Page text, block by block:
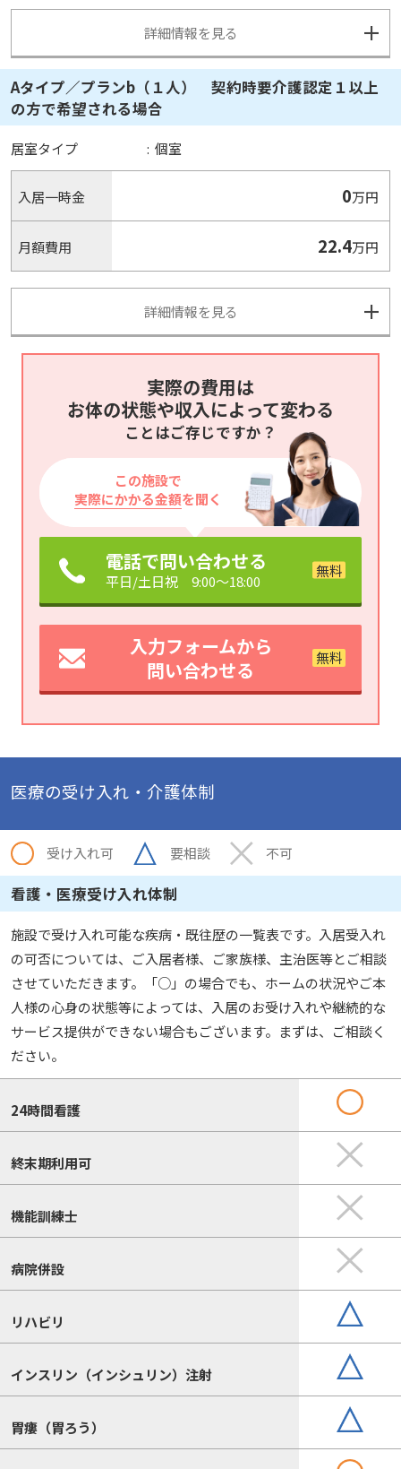
詳細情報を見る
Aタイプ／プランb（１人） 契約時要介護認定１以上
の方で希望される場合
居室タイプ : 個室
入居一時金 0万円
月額費用 22.4万円
詳細情報を見る
実際の費用は
お体の状態や収入によって変わる
ことはご存じですか？
この施設で
実際にかかる金額を聞く
電話で問い合わせる
平日/土日祝 9:00～18:00
入力フォームから
問い合わせる
医療の受け入れ・介護体制
受け入れ可 要相談 不可
看護・医療受け入れ体制
施設で受け入れ可能な疾病・既往歴の一覧表です。入居受入れ
の可否については、ご入居者様、ご家族様、主治医等とご相談
させていただきます。「○」の場合でも、ホームの状況やご本
人様の心身の状態等によっては、入居のお受け入れや継続的な
サービス提供ができない場合もございます。まずは、ご相談く
ださい。
24時間看護
終末期利用可
機能訓練士
病院併設
リハビリ
インスリン（インシュリン）注射
胃瘻（胃ろう）